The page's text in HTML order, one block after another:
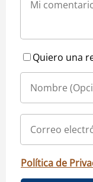
Quiero una
Política de